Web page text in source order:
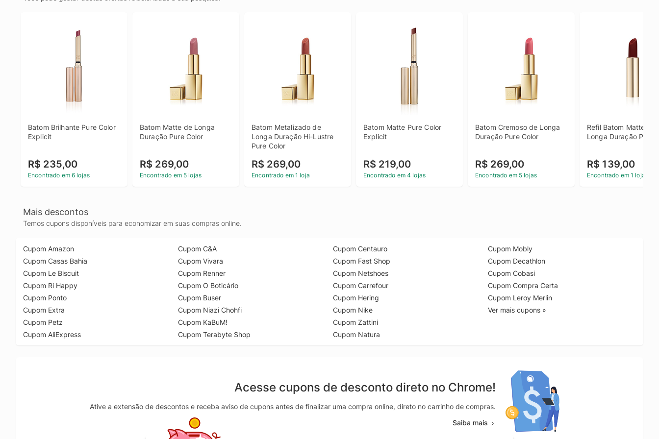
Batom Brilhante Pure Color
Explicit
R$ 235,00
Encontrado em 6 lojas
Batom Matte de Longa
Duração Pure Color
R$ 269,00
Encontrado em 5 lojas
Batom Metalizado de
Longa Duração Hi-Lustre
Pure Color
R$ 269,00
Encontrado em 1 loja
Batom Matte Pure Color
Explicit
R$ 219,00
Encontrado em 4 lojas
Batom Cremoso de Longa
Duração Pure Color
R$ 269,00
Encontrado em 5 lojas
Refil Batom Matte de
Longa Duração Pure
R$ 139,00
Encontrado em 1 loja
Mais descontos
Temos cupons disponíveis para economizar em suas compras online.
Cupom Amazon
Cupom Casas Bahia
Cupom Le Biscuit
Cupom Ri Happy
Cupom Ponto
Cupom Extra
Cupom Petz
Cupom AliExpress
Cupom C&A
Cupom Vivara
Cupom Renner
Cupom O Boticário
Cupom Buser
Cupom Niazi Chohfi
Cupom KaBuM!
Cupom Terabyte Shop
Cupom Centauro
Cupom Fast Shop
Cupom Netshoes
Cupom Carrefour
Cupom Hering
Cupom Nike
Cupom Zattini
Cupom Natura
Cupom Mobly
Cupom Decathlon
Cupom Cobasi
Cupom Compra Certa
Cupom Leroy Merlin
Ver mais cupons »
Acesse cupons de desconto direto no Chrome!
Ative a extensão de descontos e receba aviso de cupons antes de finalizar uma compra online, direto no carrinho de compras.
Saiba mais